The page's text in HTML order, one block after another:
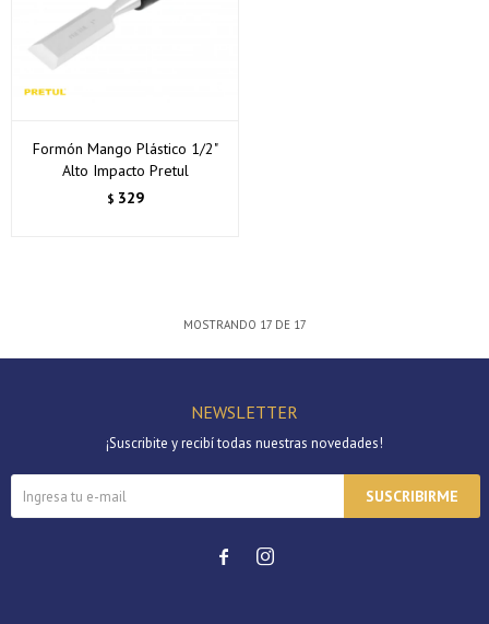
Formón Mango Plástico 1/2"
Alto Impacto Pretul
$ 329
MOSTRANDO 17DE 17
NEWSLETTER
¡Suscribite y recibí todas nuestras novedades!
SUSCRIBIRME
 